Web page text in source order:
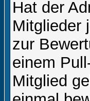
Hat der
Mitglieder
zur
einem
Mitglied